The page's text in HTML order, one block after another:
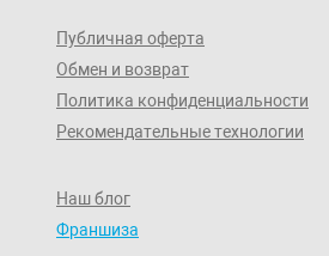
Публичная оферта
Обмен и возврат
Политика конфиденциальности
Рекомендательные технологии
Наш блог
Франшиза